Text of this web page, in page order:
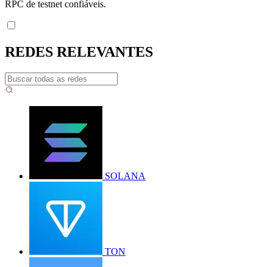
RPC de testnet confiáveis.
REDES RELEVANTES
SOLANA
TON